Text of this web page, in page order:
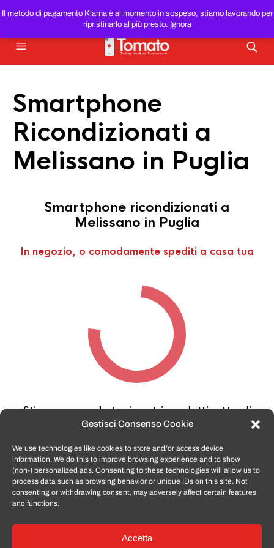
Gestisci Consenso Cookie
We use technologies like cookies to store and/or access device
information. We do this to improve browsing experience and to show
(non-) personalized ads. Consenting to these technologies will allow us to
process data such as browsing behavior or unique IDs on this site. Not
consenting or withdrawing consent, may adversely affect certain features
and functions.
Accetta
Il metodo di pagamento Klarna è al momento in sospeso, stiamo lavorando per
ripristinarlo al più presto. Ignora
SMARTPHONE E TABLET RICONDIZIONATIAL MIGLIOR
PREZZO DEL WEB!
Smartphone
Ricondizionati a
Melissano in Puglia
Smartphone ricondizionati a
Melissano in Puglia
In negozio, o comodamente spediti a casa tua
Stiamo cercando tra i nostri prodotti, attendi
qualche secondo…
TomatoSmartphone.itè lo shop n.1 in italia per
smartphone ricondizionati garantiti e certificati
di tutte le marche,APPLE, SAMSUNG, HUAWEI,
ONEPLUS, XIAOMI e tanto altro